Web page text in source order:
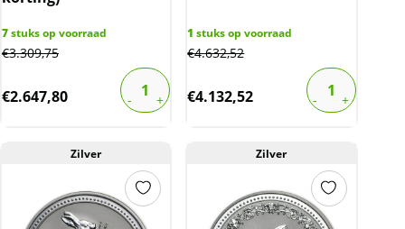
7stuks op voorraad
€3.309,75
€2.647,80
1 stuks op voorraad
€4.632,52
€4.132,52
Zilver Zilver